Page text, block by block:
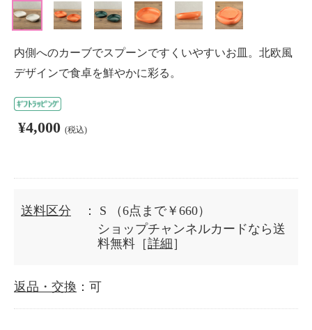
内側へのカーブでスプーンですくいやすいお皿。北欧風
デザインで食卓を鮮やかに彩る。
¥4,000 (税込)
送料区分 ： S
（6点まで￥660）
ショップチャンネルカードなら送
料無料［詳細 ］
返品・交換 ：可